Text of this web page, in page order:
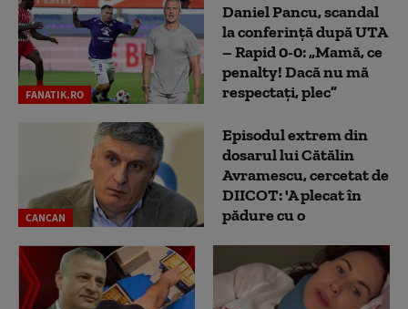
FANATIK.RO
Daniel Pancu, scandal
la conferință după UTA
– Rapid 0-0: „Mamă, ce
penalty! Dacă nu mă
respectați, plec”
CANCAN
Episodul extrem din
dosarul lui Cătălin
Avramescu, cercetat de
DIICOT: 'A plecat în
pădure cu o